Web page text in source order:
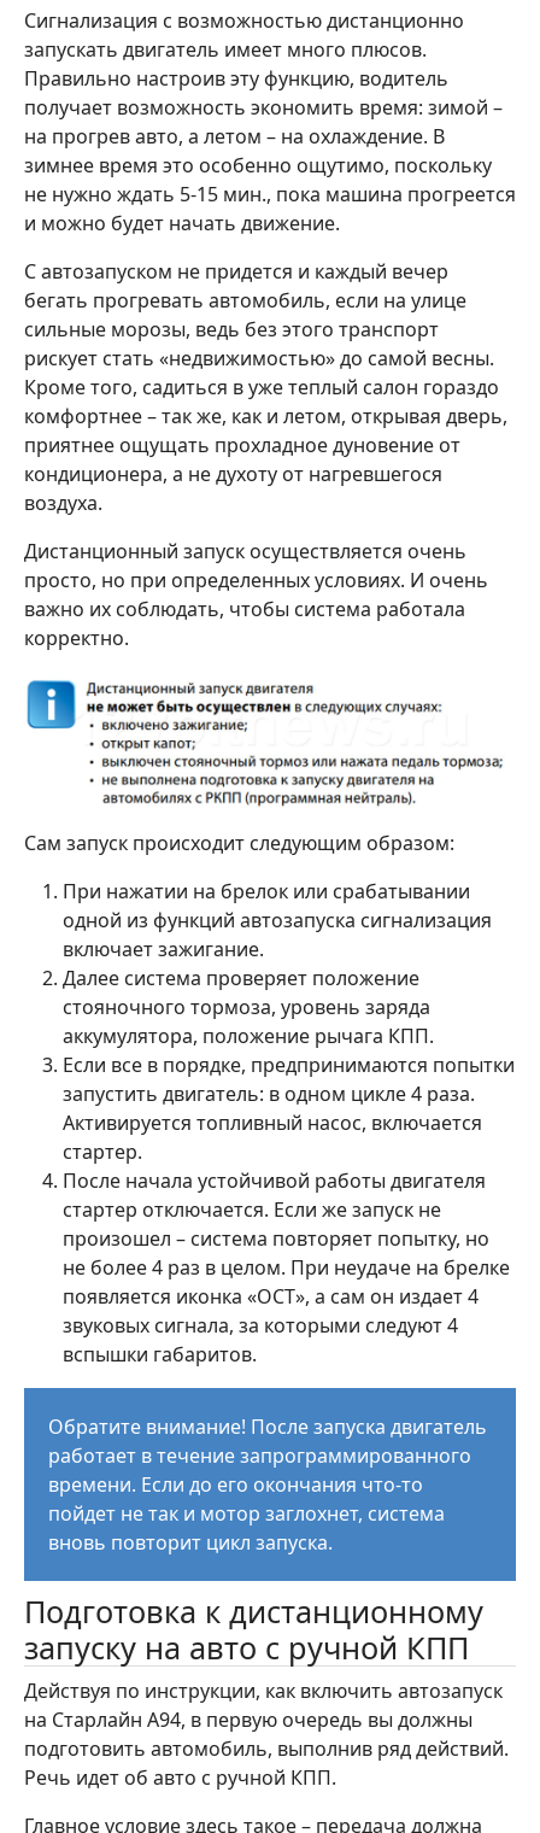
Сигнализация с возможностью дистанционно
запускать двигатель имеет много плюсов.
Правильно настроив эту функцию, водитель
получает возможность экономить время: зимой –
на прогрев авто, а летом – на охлаждение. В
зимнее время это особенно ощутимо, поскольку
не нужно ждать 5-15 мин., пока машина прогреется
и можно будет начать движение.
С автозапуском не придется и каждый вечер
бегать прогревать автомобиль, если на улице
сильные морозы, ведь без этого транспорт
рискует стать «недвижимостью» до самой весны.
Кроме того, садиться в уже теплый салон гораздо
комфортнее – так же, как и летом, открывая дверь,
приятнее ощущать прохладное дуновение от
кондиционера, а не духоту от нагревшегося
воздуха.
Дистанционный запуск осуществляется очень
просто, но при определенных условиях. И очень
важно их соблюдать, чтобы система работала
корректно.
Сам запуск происходит следующим образом:
При нажатии на брелок или срабатывании
одной из функций автозапуска сигнализация
включает зажигание.
Далее система проверяет положение
стояночного тормоза, уровень заряда
аккумулятора, положение рычага КПП.
Если все в порядке, предпринимаются попытки
запустить двигатель: в одном цикле 4 раза.
Активируется топливный насос, включается
стартер.
После начала устойчивой работы двигателя
стартер отключается. Если же запуск не
произошел – система повторяет попытку, но
не более 4 раз в целом. При неудаче на брелке
появляется иконка «ОСТ», а сам он издает 4
звуковых сигнала, за которыми следуют 4
вспышки габаритов.
Обратите внимание! После запуска двигатель
работает в течение запрограммированного
времени. Если до его окончания что-то
пойдет не так и мотор заглохнет, система
вновь повторит цикл запуска.
Подготовка к дистанционному
запуску на авто с ручной КПП
Действуя по инструкции, как включить автозапуск
на Старлайн А94, в первую очередь вы должны
подготовить автомобиль, выполнив ряд действий.
Речь идет об авто с ручной КПП.
Главное условие здесь такое – передача должна